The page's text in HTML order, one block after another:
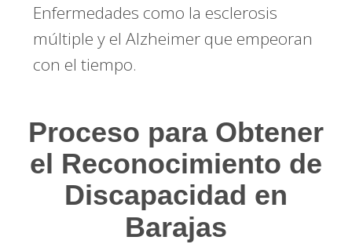
Enfermedades como la esclerosis
múltiple y el Alzheimer que empeoran
con el tiempo.
Proceso para Obtener
el Reconocimiento de
Discapacidad en
Barajas